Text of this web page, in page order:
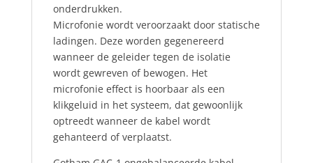
onderdrukken.
Microfonie wordt veroorzaakt door statische
ladingen. Deze worden gegenereerd
wanneer de geleider tegen de isolatie
wordt gewreven of bewogen. Het
microfonie effect is hoorbaar als een
klikgeluid in het systeem, dat gewoonlijk
optreedt wanneer de kabel wordt
gehanteerd of verplaatst.